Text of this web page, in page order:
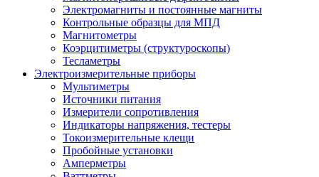
Электромагниты и постоянные магниты
Контрольные образцы для МПД
Магнитометры
Коэрцитиметры (структуроскопы)
Тесламетры
Электроизмерительные приборы
Мультиметры
Источники питания
Измерители сопротивления
Индикаторы напряжения, тестеры
Токоизмерительные клещи
Пробойные установки
Амперметры